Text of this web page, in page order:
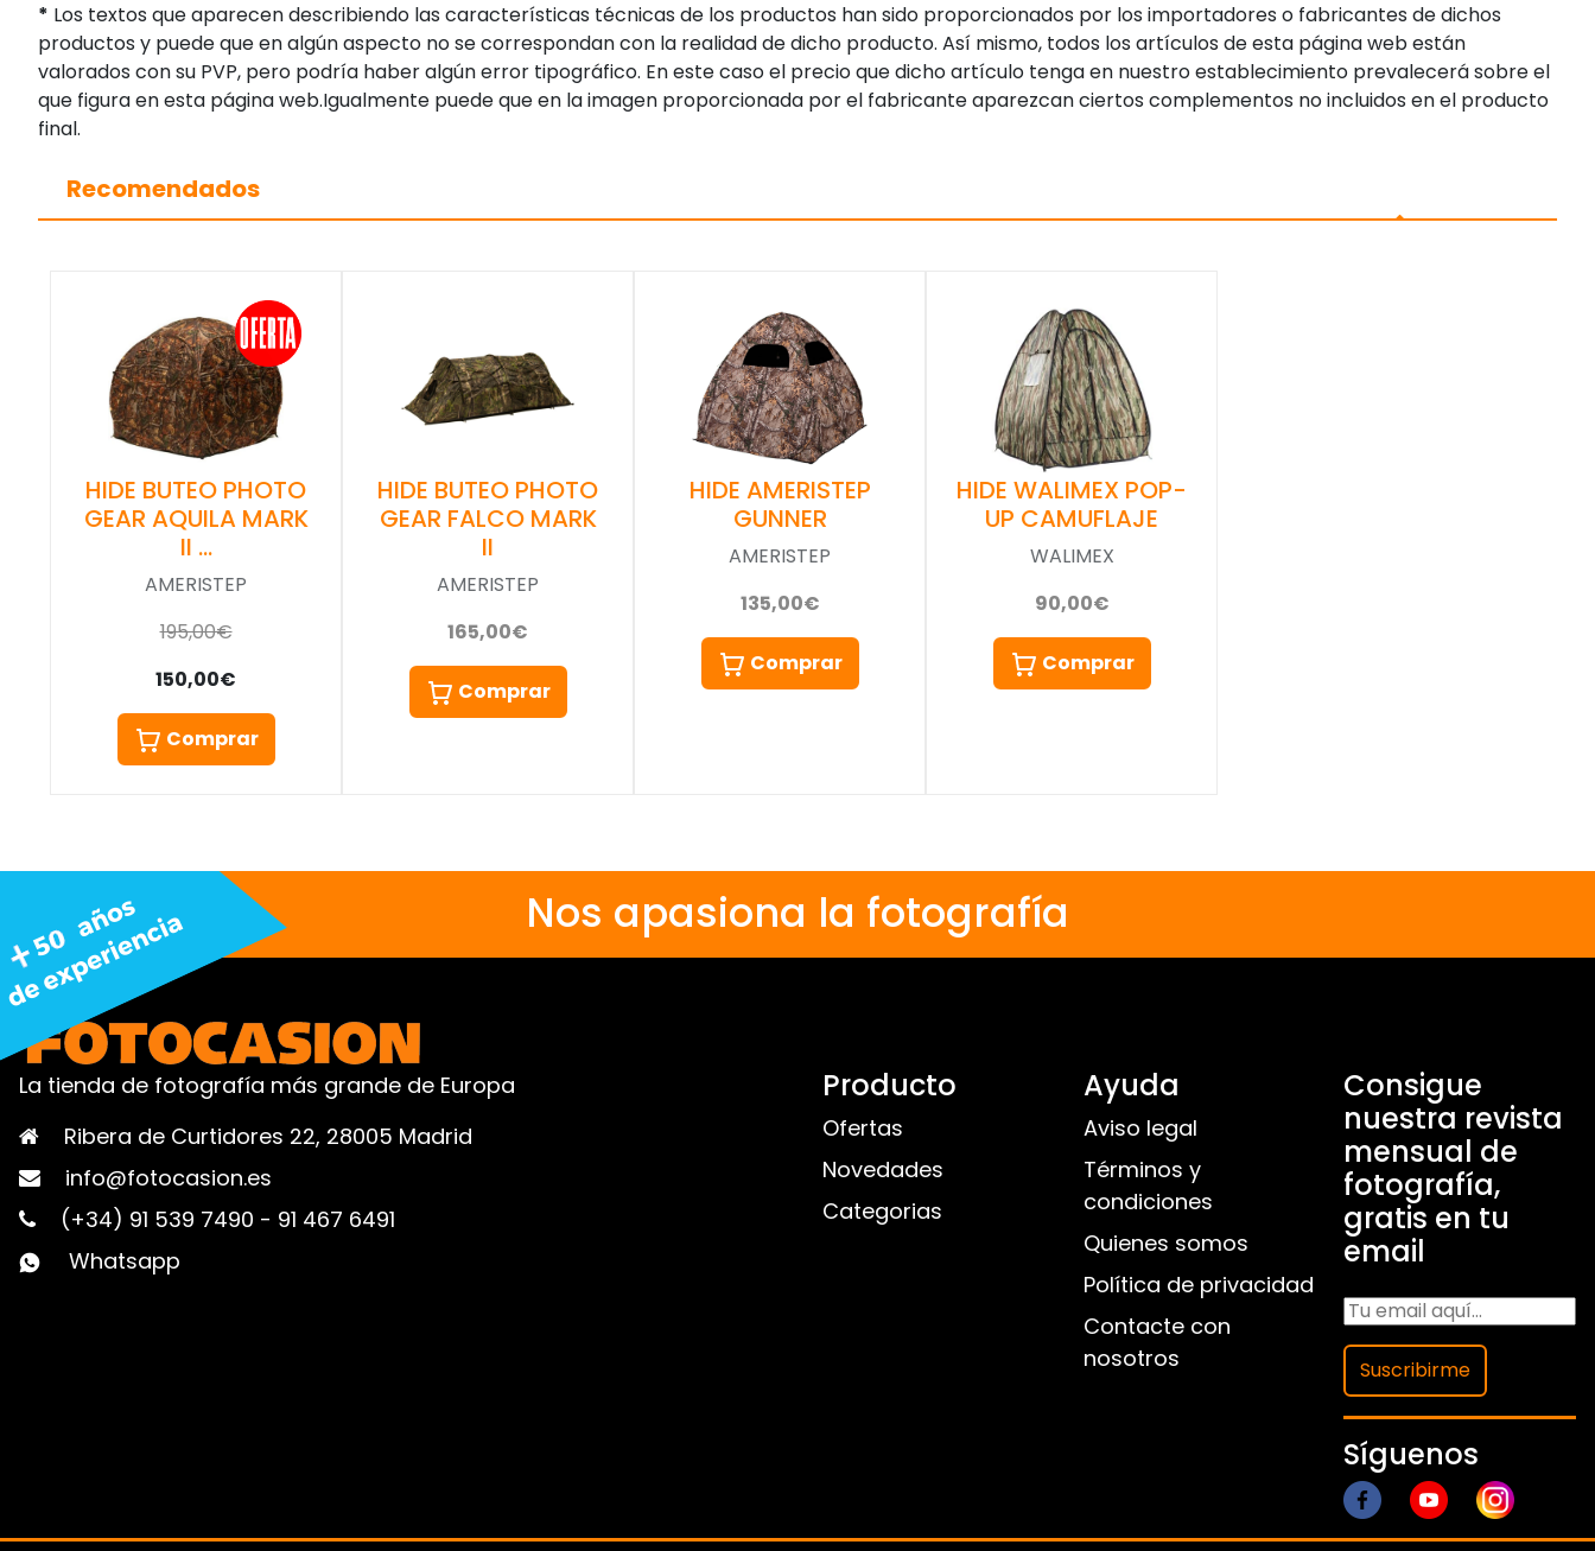
* Los textos que aparecen describiendo las características técnicas de los productos han sido proporcionados por los importadores o fabricantes de dichos
productos y puede que en algún aspecto no se correspondan con la realidad de dicho producto. Así mismo, todos los artículos de esta página web están
valorados con su PVP, pero podría haber algún error tipográfico. En este caso el precio que dicho artículo tenga en nuestro establecimiento prevalecerá sobre el
que figura en esta página web.Igualmente puede que en la imagen proporcionada por el fabricante aparezcan ciertos complementos no incluidos en el producto
final.
Recomendados
HIDE BUTEO PHOTO
GEAR AQUILA MARK
II …
AMERISTEP
195,00€
150,00€
Comprar
HIDE BUTEO PHOTO
GEAR FALCO MARK
II
AMERISTEP
165,00€
Comprar
HIDE AMERISTEP
GUNNER
AMERISTEP
135,00€
Comprar
HIDE WALIMEX POP-
UP CAMUFLAJE
WALIMEX
90,00€
Comprar
Nos apasiona la fotografía
La tienda de fotografía más grande de Europa
Ribera de Curtidores 22, 28005 Madrid
info@fotocasion.es
(+34) 91 539 7490 - 91 467 6491
Whatsapp
Producto
Ofertas
Novedades
Categorias
Ayuda
Aviso legal
Términos y
condiciones
Quienes somos
Política de privacidad
Contacte con
nosotros
Consigue
nuestra revista
mensual de
fotografía,
gratis en tu
email
Suscribirme
Síguenos